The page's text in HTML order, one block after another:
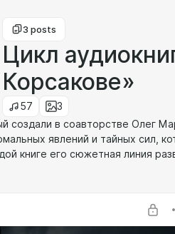
3 posts
Цикл
Корсакове»
57
3
создали в соавторстве Олег
явлений и тайных сил,
книге его сюжетная линия